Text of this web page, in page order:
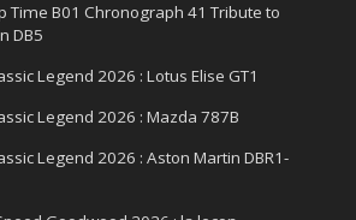
Time B01 Chronograph 41 Tribute to
DB5
Legend 2026 : Lotus Elise GT1
Legend 2026 : Mazda 787B
Legend 2026 : Aston Martin DBR1-